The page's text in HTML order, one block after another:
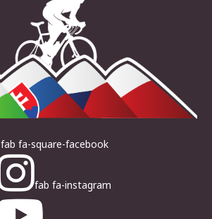
fab fa-square-facebook
fab fa-instagram